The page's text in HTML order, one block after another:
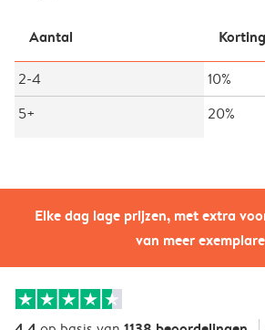
Elke dag lage prijzen, met extra
van meer
Aantal Korting
2-4
10%
5+
20%